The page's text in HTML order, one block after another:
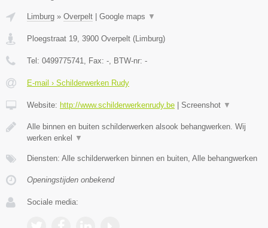
Limburg » Overpelt | Google maps ▼
Ploegstraat 19 3900 Overpelt (Limburg)
Tel: 0499775741 , Fax: - , BTW-nr: -
E-mail › Schilderwerken Rudy
Website: http://www.schilderwerkenrudy.be | Screenshot ▼
Alle binnen en buiten schilderwerken alsook behangwerken. Wij
werken enkel ▼
Diensten: Alle schilderwerken binnen en buiten, Alle behangwerken
Openingstijden onbekend
Sociale media: